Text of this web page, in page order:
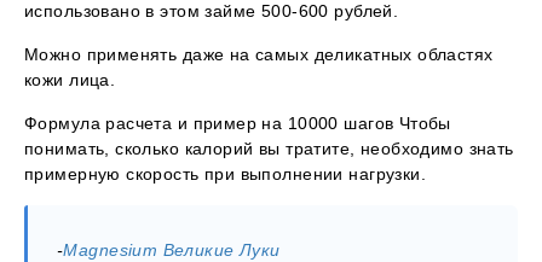
использовано в этом займе 500-600 рублей.
Можно применять даже на самых деликатных областях
кожи лица.
Формула расчета и пример на 10000 шагов Чтобы
понимать, сколько калорий вы тратите, необходимо знать
примерную скорость при выполнении нагрузки.
-Magnesium Великие Луки